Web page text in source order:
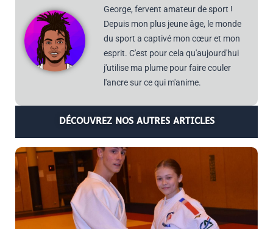
George, fervent amateur de sport !
Depuis mon plus jeune âge, le monde
du sport a captivé mon cœur et mon
esprit. C'est pour cela qu'aujourd'hui
j'utilise ma plume pour faire couler
l'ancre sur ce qui m'anime.
DÉCOUVREZ NOS AUTRES ARTICLES